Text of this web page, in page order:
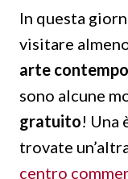
In questa
visitare
arte
sono alcune
gratuito! Una
trovate
centro